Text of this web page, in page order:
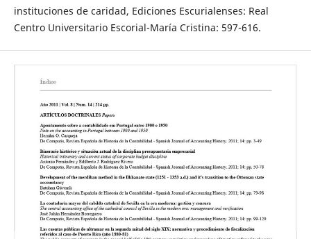
instituciones de caridad, Ediciones Escurialenses: Real
Centro Universitario Escorial-María Cristina: 597-616.